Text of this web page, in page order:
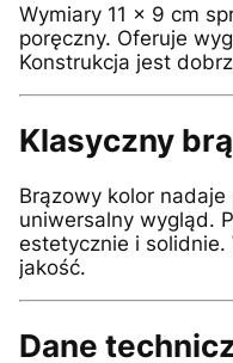
Wymiary 11 × 9 cm
poręczny. Oferuje
Konstrukcja jest
Klasyczny
Brązowy kolor
uniwersalny wygląd.
estetycznie i solidnie.
jakość.
Dane